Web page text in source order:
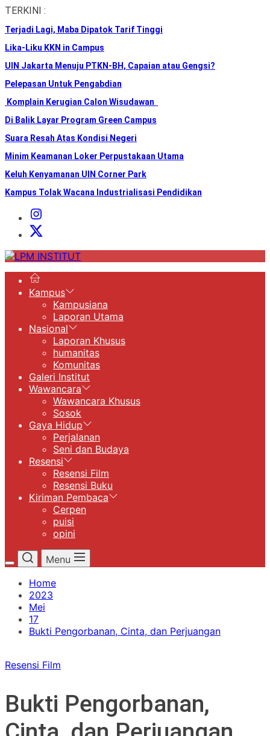
Skip
the
content
TERKINI :
Terjadi Lagi, Maba Dipatok Tarif Tinggi
Lika-Liku KKN in Campus
UIN Jakarta Menuju PTKN-BH, Capaian atau Gengsi?
Pelepasan Untuk Pengabdian
Komplain Kerugian Calon Wisudawan
Di Balik Layar Program Green Campus
Suara Resah Atas Kondisi Negeri
Minim Keamanan Loker Perpustakaan Utama
Keluh Kenyamanan UIN Corner Park
Kampus Tolak Wacana Industrialisasi Pendidikan
Instagram
Institut
X
LPM
Kampus
Kampusiana
Laporan Utama
Nasional
Laporan Khusus
humanitas
Komunitas
Galeri Institut
Wawancara
Wawancara Khusus
Sosok
Gaya Hidup
Perjalanan
Seni dan Budaya
Resensi
Resensi Film
Resensi Buku
Kiriman Pembaca
Cerpen
puisi
opini
Menu
Home
2023
Mei
17
Bukti Pengorbanan, Cinta, dan Perjuangan
Resensi Film
Bukti Pengorbanan,